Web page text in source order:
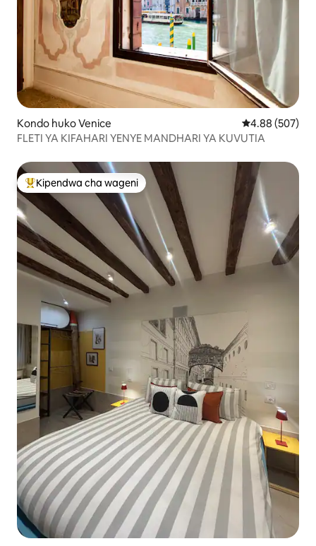
Kondo huko Venice Ukadiriaji wa
4.88 (507)
FLETI YA KIFAHARI YENYE MANDHARI YA KUVUTIA
Kipendwa maarufu cha wageni
Kipendwa cha wageni